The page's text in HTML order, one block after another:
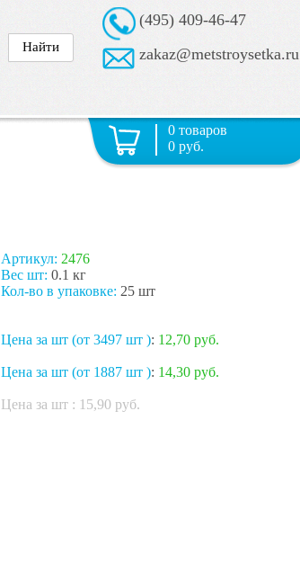
(495) 409-46-47
zakaz@metstroysetka.ru
0 товаров
0 руб.
Артикул: 2476
Вес шт: 0.1 кг
Кол-во в упаковке: 25 шт
Цена за шт (от 3497 шт ): 12,70 руб.
Цена за шт (от 1887 шт ): 14,30 руб.
Цена за шт : 15,90 руб.